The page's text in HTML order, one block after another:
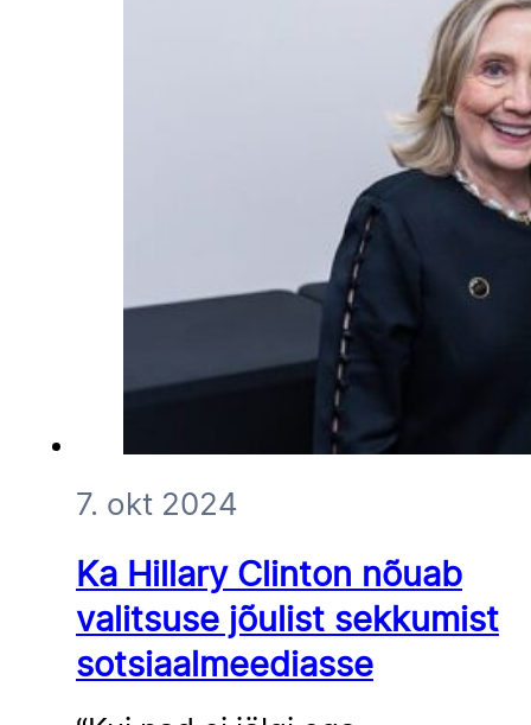
7. okt 2024
Ka Hillary Clinton nõuab
valitsuse jõulist sekkumist
sotsiaalmeediasse